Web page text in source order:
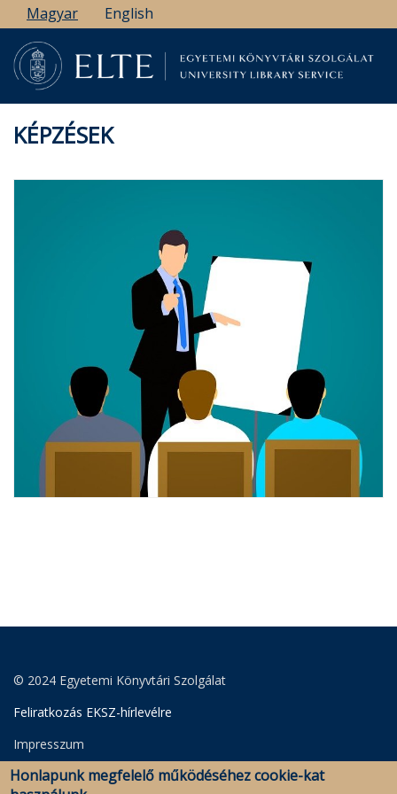
Ugrás
a
tartalomra
Magyar English
KÉPZÉSEK
© 2024 Egyetemi Könyvtári Szolgálat
Feliratkozás EKSZ-hírlevélre
Impresszum
Adatkezelési Szabályzat
Honlapunk megfelelő működéséhez cookie-kat